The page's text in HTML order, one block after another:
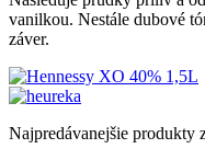
vanilkou. Nestále dubové
záver.
Najpredávanejšie produkty